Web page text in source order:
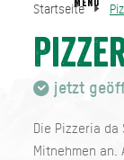
Startseite
jetzt
Die Pizzeria
Mitnehmen
Startseite
MENU